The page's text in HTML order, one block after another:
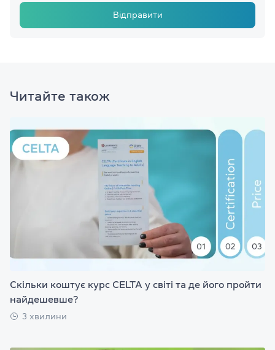
Відправити
Читайте також
Скільки коштує курс CELTA у світі та де його пройти
найдешевше?
3 хвилини